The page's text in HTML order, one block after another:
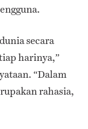
secara
harinya,”
“Dalam
rahasia,